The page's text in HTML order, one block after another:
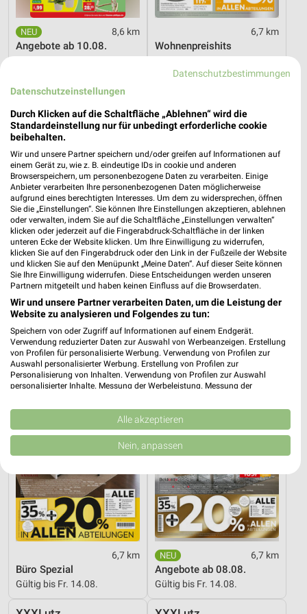
8,6 km
Angebote ab 10.08.
6,7 km
Wohnenpreishits
XXXLutz
Spezial-Prospekt der Marken
Gültig bis Fr. 21.08.
Angebote ab 08.08.
XXXLutz
6,7 km
Büro Spezial
Gültig bis Fr. 14.08.
XXXLutz
6,7 km
Angebote ab 08.08.
Gültig bis Fr. 14.08.
Datenschutzbestimmungen
Datenschutzeinstellungen
Durch Klicken auf die Schaltfläche „Ablehnen“ wird die
Standardeinstellung nur für unbedingt erforderliche cookie
beibehalten.
Wir und unsere Partner speichern und/oder greifen auf Informationen auf
einem Gerät zu, wie z. B. eindeutige IDs in cookie und anderen
Browserspeichern, um personenbezogene Daten zu verarbeiten. Einige
Anbieter verarbeiten Ihre personenbezogenen Daten möglicherweise
aufgrund eines berechtigten Interesses. Um dem zu widersprechen, öffnen
Sie die „Einstellungen“. Sie können Ihre Einstellungen akzeptieren, ablehnen
oder verwalten, indem Sie auf die Schaltfläche „Einstellungen verwalten“
klicken oder jederzeit auf die Fingerabdruck-Schaltfläche in der linken
unteren Ecke der Website klicken. Um Ihre Einwilligung zu widerrufen,
klicken Sie auf den Fingerabdruck oder den Link in der Fußzeile der Website
und klicken Sie auf den Menüpunkt „Meine Daten“. Auf dieser Seite können
Sie Ihre Einwilligung widerrufen. Diese Entscheidungen werden unseren
Partnern mitgeteilt und haben keinen Einfluss auf die Browserdaten.
Wir und unsere Partner verarbeiten Daten, um die Leistung der
Website zu analysieren und Folgendes zu tun:
Speichern von oder Zugriff auf Informationen auf einem Endgerät.
Verwendung reduzierter Daten zur Auswahl von Werbeanzeigen. Erstellung
von Profilen für personalisierte Werbung. Verwendung von Profilen zur
Auswahl personalisierter Werbung. Erstellung von Profilen zur
Personalisierung von Inhalten. Verwendung von Profilen zur Auswahl
personalisierter Inhalte. Messung der Werbeleistung. Messung der
Kombinationen von Daten aus verschiedenen Quellen. Entwicklung und
Verbesserung der Angebote. Verwendung reduzierter Daten zur Auswahl
von Inhalten.
Daten können außerhalb der Europäischen Union weitergegeben und in die
USA gesendet werden.
Website/App.
Partnerliste anzeigen (1 IAB-Anbieter)
Wir nutzen Ihre Daten für folgende Zwecke:
IAB-Verarbeitungszwecke:
Speichern von oder Zugriff auf Informationen
auf einem Endgerät
Verwendung reduzierter Daten zur Auswahl von
Alle akzeptieren
Nein, anpassen